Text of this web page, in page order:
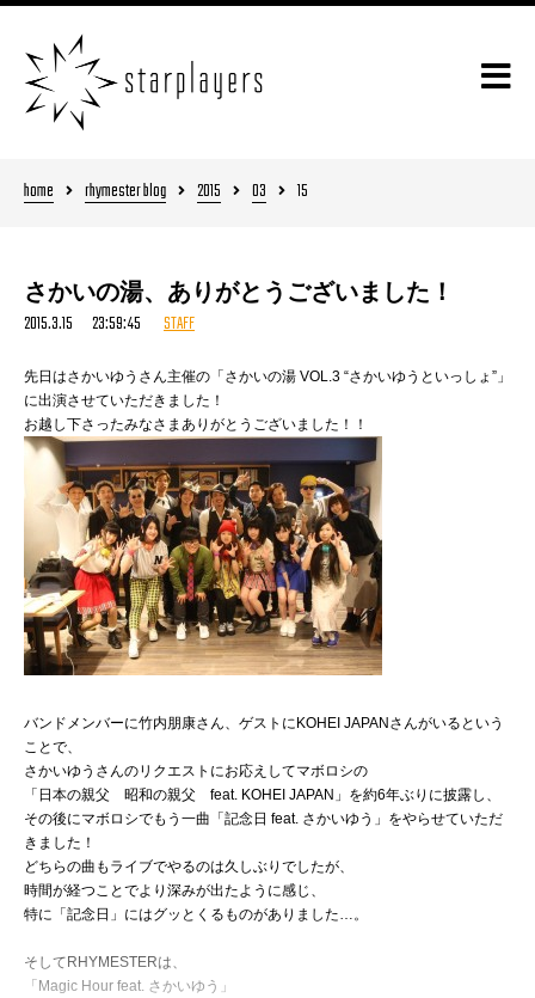
home rhymester blog 2015 03 15
さかいの湯、ありがとうございました！
2015.3.15 23:59:45 STAFF
先日はさかいゆうさん主催の「さかいの湯 VOL.3 “さかいゆうといっしょ”」
に出演させていただきました！
お越し下さったみなさまありがとうございました！！
バンドメンバーに竹内朋康さん、ゲストにKOHEI JAPANさんがいるという
ことで、
さかいゆうさんのリクエストにお応えしてマボロシの
「日本の親父 昭和の親父 feat. KOHEI JAPAN」を約6年ぶりに披露し、
その後にマボロシでもう一曲「記念日 feat. さかいゆう」をやらせていただ
きました！
どちらの曲もライブでやるのは久しぶりでしたが、
時間が経つことでより深みが出たように感じ、
特に「記念日」にはグッとくるものがありました…。
そしてRHYMESTERは、
「Magic Hour feat. さかいゆう」